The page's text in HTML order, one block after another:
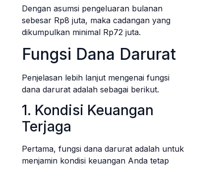
Dengan asumsi pengeluaran bulanan
sebesar Rp8 juta, maka cadangan yang
dikumpulkan minimal Rp72 juta.
Fungsi Dana Darurat
Penjelasan lebih lanjut mengenai fungsi
dana darurat adalah sebagai berikut.
1. Kondisi Keuangan
Terjaga
Pertama, fungsi dana darurat adalah untuk
menjamin kondisi keuangan Anda tetap